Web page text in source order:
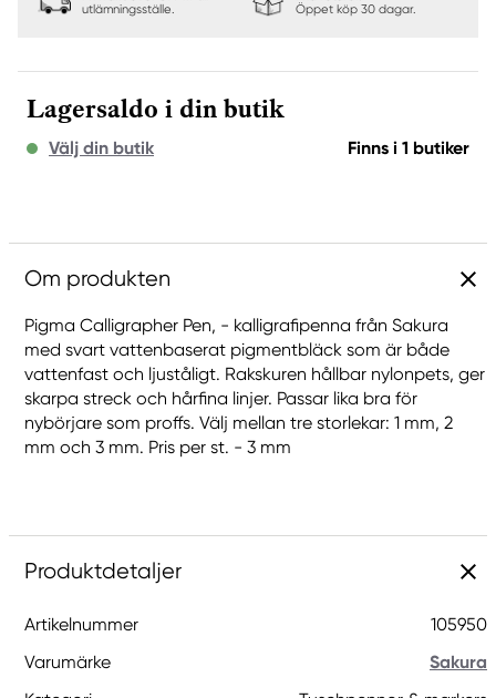
utlämningsställe.
Öppet köp 30 dagar.
Lagersaldo i din butik
Välj din butik Finns i 1 butiker
Om produkten
Pigma Calligrapher Pen, - kalligrafipenna från Sakura
med svart vattenbaserat pigmentbläck som är både
vattenfast och ljuståligt. Rakskuren hållbar nylonpets, ger
skarpa streck och hårfina linjer. Passar lika bra för
nybörjare som proffs. Välj mellan tre storlekar: 1 mm, 2
mm och 3 mm. Pris per st. - 3 mm
Produktdetaljer
Artikelnummer
105950
Varumärke
Sakura